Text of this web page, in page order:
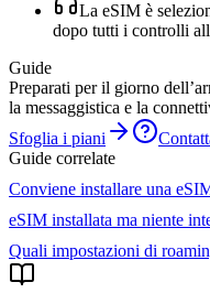
La eSIM è
dopo tutti i controlli
Guide
Preparati per il giorno
la messaggistica e la
Sfoglia i piani
Guide correlate
Conviene installare una
eSIM installata ma niente
Quali impostazioni di